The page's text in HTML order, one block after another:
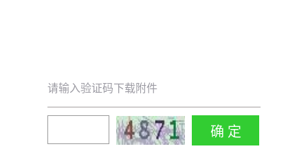
请输入验证码下载附件